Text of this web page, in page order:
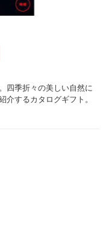
四季折々の美しい自然に
介するカタログギフト。